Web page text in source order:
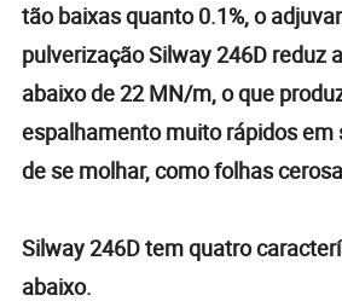
tão baixas quanto 0.1%, o
pulverização Silway 246D reduz
abaixo de 22 MN/m, o que
espalhamento muito rápidos em
de se molhar, como folhas
Silway 246D tem quatro
abaixo.